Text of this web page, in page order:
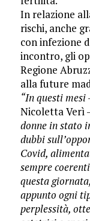
In relazione
rischi, anche
con infezione
incontro, gli
Regione
alla future
“In questi mesi
Nicoletta Verì
donne in stato
dubbi
Covid,
sempre
questa
appunto ogni
perplessità,